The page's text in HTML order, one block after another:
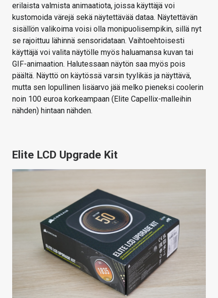
erilaista valmista animaatiota, joissa käyttäjä voi
kustomoida värejä sekä näytettävää dataa. Näytettävän
sisällön valikoima voisi olla monipuolisempikin, sillä nyt
se rajoittuu lähinnä sensoridataan. Vaihtoehtoisesti
käyttäjä voi valita näytölle myös haluamansa kuvan tai
GIF-animaation. Halutessaan näytön saa myös pois
päältä. Näyttö on käytössä varsin tyylikäs ja näyttävä,
mutta sen lopullinen lisäarvo jää melko pieneksi coolerin
noin 100 euroa korkeampaan (Elite Capellix-malleihin
nähden) hintaan nähden.
Elite LCD Upgrade Kit